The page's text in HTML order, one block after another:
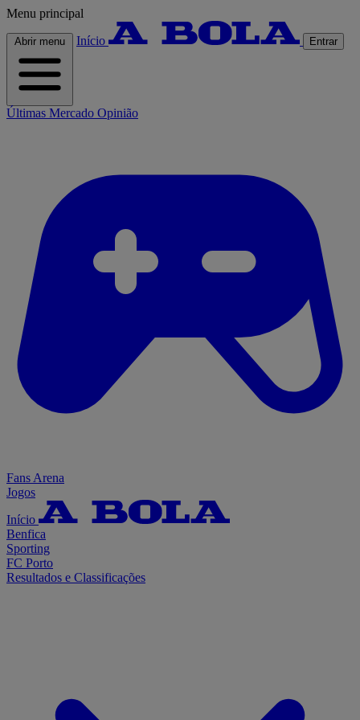
Menu principal
Abrir menu Início Entrar
Últimas Mercado Opinião
Fans Arena
Jogos
Início
Benfica
Sporting
FC Porto
Resultados e Classificações